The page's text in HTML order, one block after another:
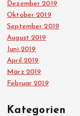
Dezember 2019
Oktober 2019
September 2019
August 2019
Juni 2019
April 2019
März 2019
Februar 2019
Kategorien